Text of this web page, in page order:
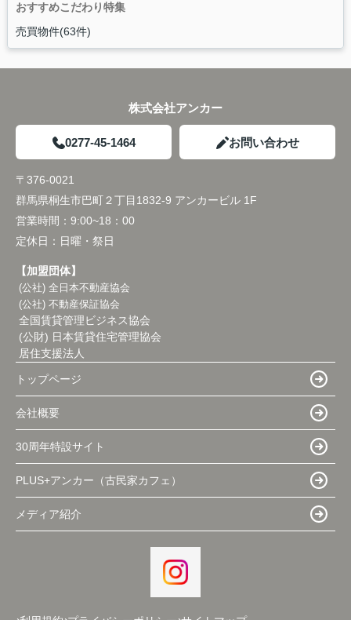
おすすめこだわり特集
売買物件(63件)
株式会社アンカー
0277-45-1464 お問い合わせ
〒376-0021
群馬県桐生市巴町２丁目1832-9 アンカービル 1F
営業時間： 9:00~18：00
定休日： 日曜・祭日
【加盟団体】
(公社) 全日本不動産協会
(公社) 不動産保証協会
全国賃貸管理ビジネス協会
(公財) 日本賃貸住宅管理協会
居住支援法人
トップページ
会社概要
30周年特設サイト
PLUS+アンカー（古民家カフェ）
メディア紹介